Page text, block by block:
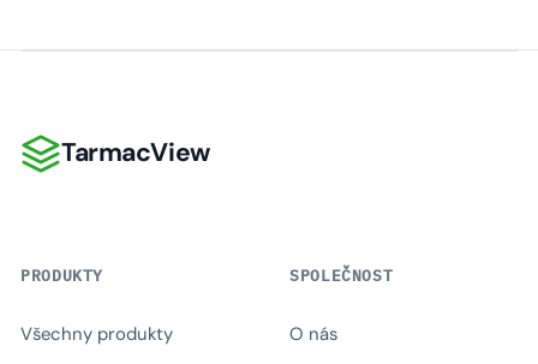
TarmacView
TarmacView
PRODUKTY
Všechny produkty
SPOLEČNOST
O nás